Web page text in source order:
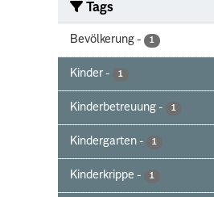
Tags
Bevölkerung - 1
Kinder - 1
Kinderbetreuung - 1
Kindergarten - 1
Kinderkrippe - 1